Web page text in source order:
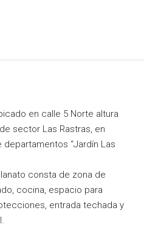
en calle 5 Norte altura
sector Las Rastras, en
“Jardín Las
consta de zona de
cocina, espacio para
entrada techada y